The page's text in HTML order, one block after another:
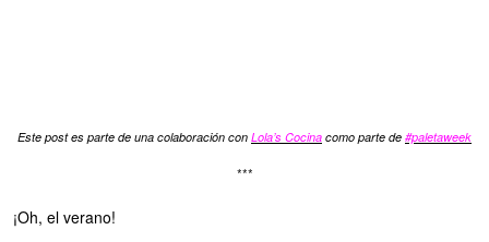
Este post es parte de una colaboración con Lola’s Cocina como parte de #paletaweek
***
¡Oh, el verano!